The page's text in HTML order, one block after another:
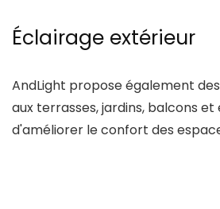
Éclairage extérieur
AndLight propose également
aux terrasses, jardins, balcons
d'améliorer le confort des